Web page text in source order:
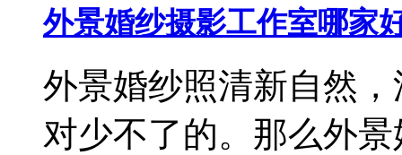
外景婚纱摄影工作室哪家
外景婚纱照清新自然
对少不了的。那么外